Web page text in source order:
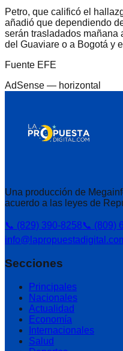
Petro, que calificó el
añadió que dependiendo
serán trasladados mañana
del Guaviare o a Bogotá y
Fuente EFE
AdSense — horizontal
Una producción de
acuerdo a las leyes de
📞 (829) 390-8258📞 (809)
Secciones
Principales
Nacionales
Actualidad
Economía
Internacionales
Salud